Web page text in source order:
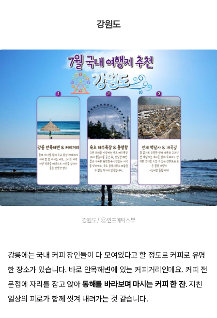
강원도
강원도 / ⓒ인포매틱스뷰
강릉에는 국내 커피 장인들이 다 모여있다고 할 정도로 커피로 유명
한 장소가 있습니다. 바로 안목해변에 있는 커피거리인데요. 커피 전
문점에 자리를 잡고 앉아 동해를 바라보며 마시는 커피 한 잔. 지친
일상의 피로가 함께 씻겨 내려가는 것 같습니다.